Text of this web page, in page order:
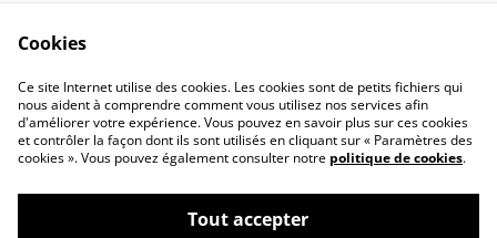
Contact Us
Legal Terms
Privacy Policy
Cookie Policy
Cookies
Ce site Internet utilise des cookies. Les cookies sont de petits fichiers qui
nous aident à comprendre comment vous utilisez nos services afin
d'améliorer votre expérience. Vous pouvez en savoir plus sur ces cookies
et contrôler la façon dont ils sont utilisés en cliquant sur « Paramètres des
cookies ». Vous pouvez également consulter notre politique de cookies.
Tout accepter